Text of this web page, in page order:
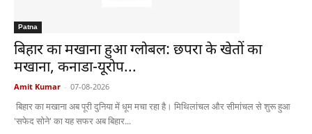
Patna
बिहार का मखाना हुआ ग्लोबल: छपरा के खेतों का
मखाना, कनाडा-यूरोप...
Amit Kumar - 07-08-2026
बिहार का मखाना अब पूरी दुनिया में धूम मचा रहा है। मिथिलांचल और सीमांचल से शुरू हुआ
'सफेद सोने' का यह सफर अब बिहार...